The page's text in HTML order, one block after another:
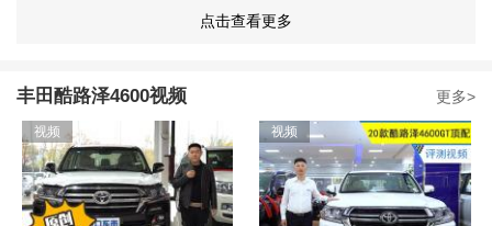
20款 4.6L GX-R 八气 底挂 前小杠 无遥启
20款 4.6L GX-R 八气 外挂 KDSS
参考价：99万-99万 获取底价
20款 4.6L GX-R 八气 底挂 前小杠 遥启
丰田酷路泽4600视频 更多>
视频 视频